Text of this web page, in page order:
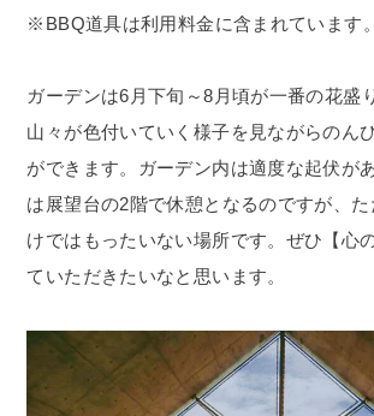
※ BBQ道具は利用料金に含まれています。
ガーデンは6月下旬～8月頃が一番の花盛
山々が色付いていく様子を見ながらのん
ができます。ガーデン内は適度な起伏が
は展望台の2階で休憩となるのですが、
けではもったいない場所です。ぜひ【心
ていただきたいなと思います。